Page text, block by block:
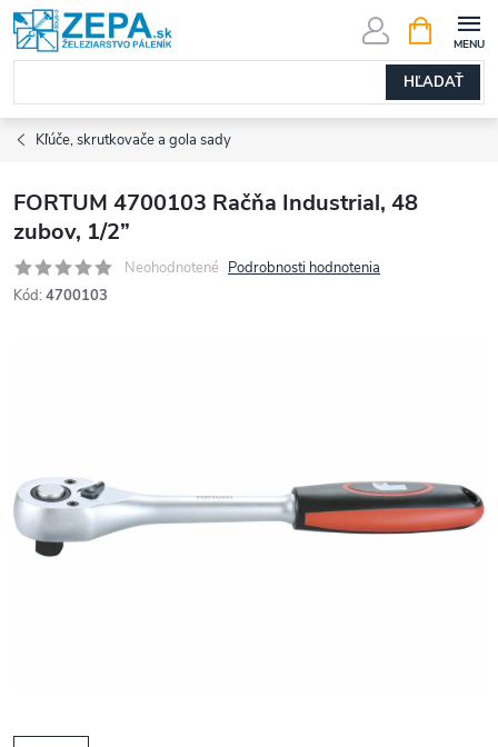
Prejsť
na
obsah
HĽADAŤ
KOŠÍK
Kľúče, skrutkovače a gola sady
FORTUM 4700103 Račňa Industrial, 48
zubov, 1/2”
Neohodnotené Podrobnosti hodnotenia
Kód: 4700103